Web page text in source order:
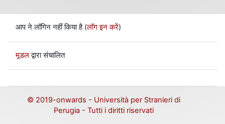
आप ने लॉगिन नहीं किया है (लॉग इन करें)
मूडलद्वारा संचालित
© 2019-onwards - Università per Stranieri di
Perugia - Tutti i diritti riservati